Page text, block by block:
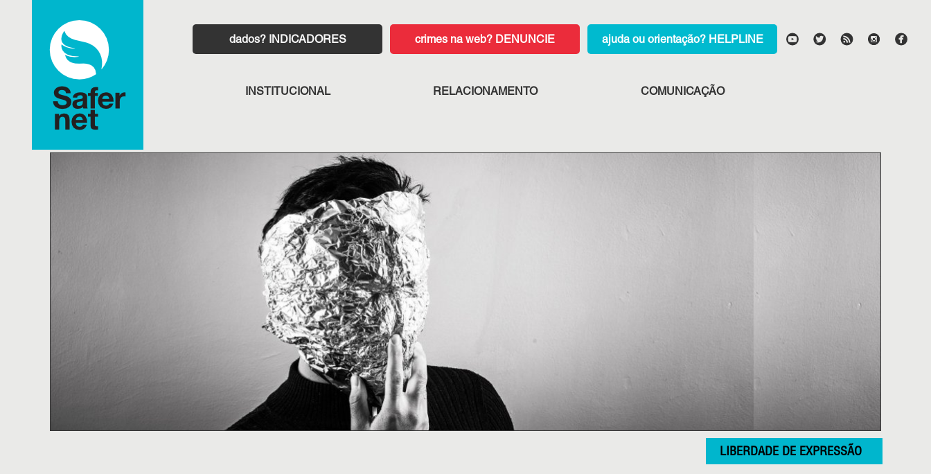
INDICADORES DENUNCIE HELPLINE
INSTITUCIONAL RELACIONAMENTO COMUNICAÇÃO
LIBERDADE DE EXPRESSÃO